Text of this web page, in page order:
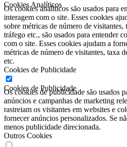
Cookies Analíticos
Os cookies analíticos são usados ​​para
interagem com o site. Esses cookies
sobre métricas de número de
tráfego etc., são usados ​​para entender
com o site. Esses cookies ajudam a
métricas de número de visitantes, taxa
etc.
Cookies de Publicidade
Cookies de Publicidade
Os cookies de publicidade são usados
anúncios e campanhas de marketing
rastreiam os visitantes em websites e
fornecer anúncios personalizados. Se
menos publicidade direcionada.
Outros Cookies